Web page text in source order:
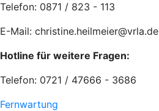
Telefon: 0871 / 823 - 113
E-Mail: christine.heilmeier@vrla.de
Hotline für weitere Fragen:
Telefon: 0721 / 47666 - 3686
Fernwartung